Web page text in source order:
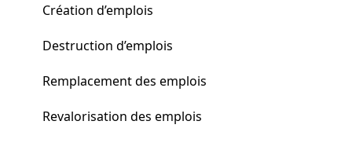
Création d’emplois
Destruction d’emplois
Remplacement des emplois
Revalorisation des emplois